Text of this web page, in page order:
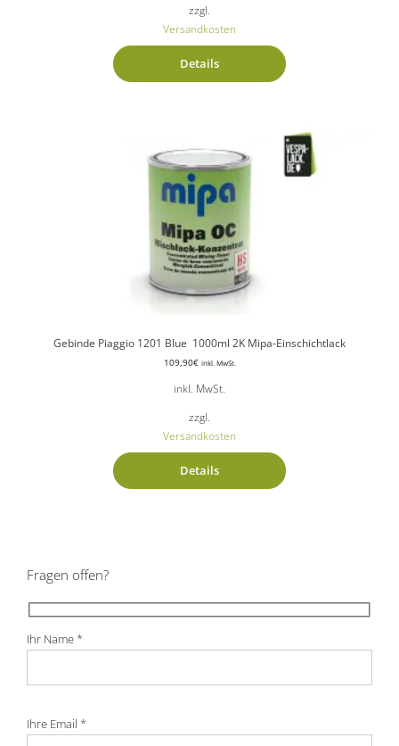
zzgl.
Versandkosten
Details
Gebinde Piaggio 1201 Blue 1000ml 2K Mipa-Einschichtlack
109,90€ inkl. MwSt.
inkl. MwSt.
zzgl.
Versandkosten
Details
Fragen offen?
Ihr Name *
Ihre Email *